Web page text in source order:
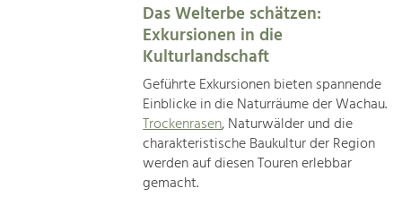
Das Welterbe schätzen:
Exkursionen in die
Kulturlandschaft
Geführte Exkursionen bieten spannende
Einblicke in die Naturräume der Wachau.
Trockenrasen, Naturwälder und die
charakteristische Baukultur der Region
werden auf diesen Touren erlebbar
gemacht.